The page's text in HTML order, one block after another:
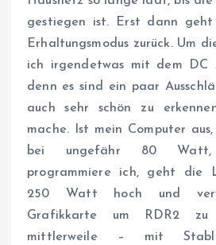
gestiegen ist. Erst dann
Erhaltungsmodus zurück. Um
ich irgendetwas mit dem DC
denn es sind ein paar
auch sehr schön zu
mache. Ist mein Computer
bei ungefähr 80 Watt,
programmiere ich, geht die
250 Watt hoch und
Grafikkarte um RDR2
mittlerweile – mit